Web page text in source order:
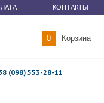
КОНТАКТЫ
0 Корзина
(098) 553-28-11